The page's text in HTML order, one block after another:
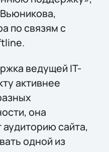
по связям с
ведущей IT-
активнее
она
сайта,
одной из